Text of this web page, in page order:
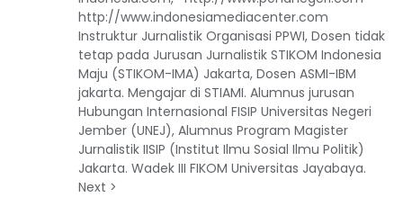
http://www.indonesiamediacenter.com
Instruktur Jurnalistik Organisasi PPWI, Dosen tidak
tetap pada Jurusan Jurnalistik STIKOM Indonesia
Maju (STIKOM-IMA) Jakarta, Dosen ASMI-IBM
jakarta. Mengajar di STIAMI. Alumnus jurusan
Hubungan Internasional FISIP Universitas Negeri
Jember (UNEJ), Alumnus Program Magister
Jurnalistik IISIP (Institut Ilmu Sosial Ilmu Politik)
Jakarta. Wadek III FIKOM Universitas Jayabaya.
Next >